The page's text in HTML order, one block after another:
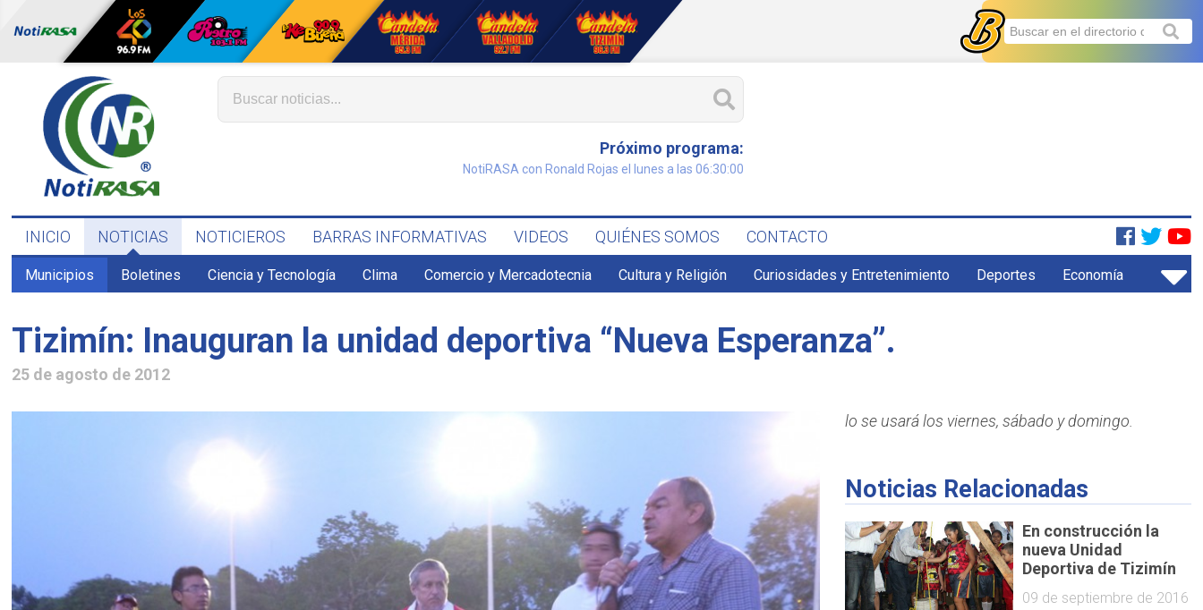
Próximo programa:
NotiRASA con Ronald Rojas el lunes a las 06:30:00
INICIO NOTICIAS NOTICIEROS BARRAS INFORMATIVAS VIDEOS QUIÉNES SOMOS CONTACTO
Municipios Boletines Ciencia y Tecnología Clima Comercio y Mercadotecnia Cultura y Religión Curiosidades y Entretenimiento Deportes Economía
Tizimín: Inauguran la unidad deportiva “Nueva Esperanza”.
25 de agosto de 2012
lo se usará los viernes, sábado y domingo.
Noticias Relacionadas
En construcción la
nueva Unidad
Deportiva de Tizimín
09 de septiembre de 2016